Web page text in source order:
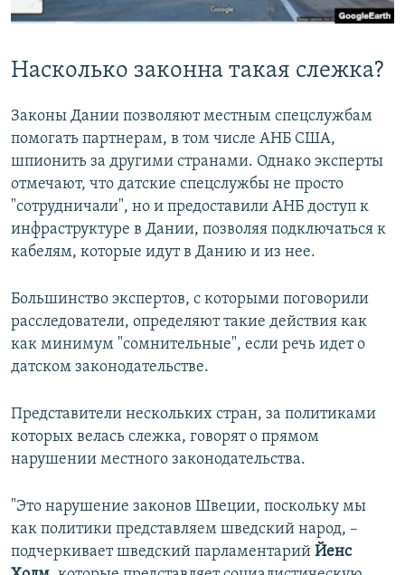
Насколько законна такая слежка?
Законы Дании позволяют местным спецслужбам
помогать партнерам, в том числе АНБ США,
шпионить за другими странами. Однако эксперты
отмечают, что датские спецслужбы не просто
"сотрудничали", но и предоставили АНБ доступ к
инфраструктуре в Дании, позволяя подключаться к
кабелям, которые идут в Данию и из нее.
Большинство экспертов, с которыми поговорили
расследователи, определяют такие действия как
как минимум "сомнительные", если речь идет о
датском законодательстве.
Представители нескольких стран, за политиками
которых велась слежка, говорят о прямом
нарушении местного законодательства.
"Это нарушение законов Швеции, поскольку мы
как политики представляем шведский народ, –
подчеркивает шведский парламентарий Йенс